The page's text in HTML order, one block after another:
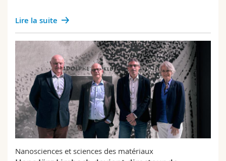
Lire la suite
Nanosciences et sciences des matériaux